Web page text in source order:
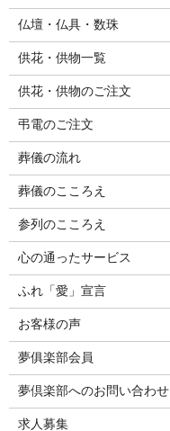
仏壇・仏具・数珠
供花・供物一覧
供花・供物のご注文
弔電のご注文
葬儀の流れ
葬儀のこころえ
参列のこころえ
心の通ったサービス
ふれ「愛」宣言
お客様の声
夢俱楽部会員
夢倶楽部へのお問い合わせ
求人募集